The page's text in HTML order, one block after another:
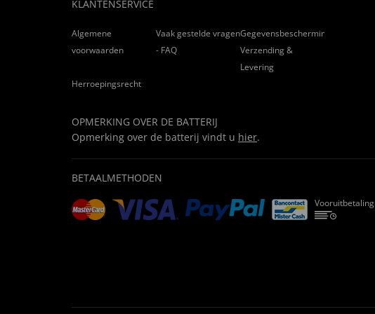
KLANTENSERVICE
Algemene
voorwaarden
Vaak gestelde vragen
- FAQ
Gegevensbescherming
Verzending &
Levering
Herroepingsrecht
OPMERKING OVER DE BATTERIJ
Opmerking over de batterij vindt u hier.
BETAALMETHODEN
Vooruitbetaling